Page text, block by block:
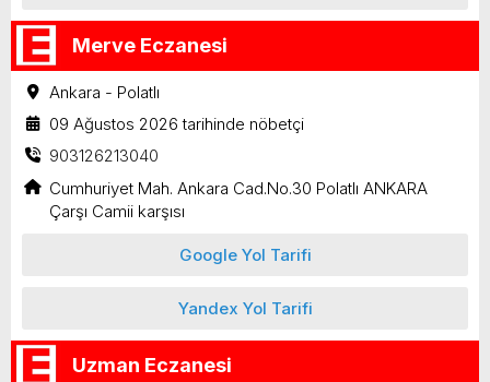
Merve Eczanesi
Ankara - Polatlı
09 Ağustos 2026 tarihinde nöbetçi
903126213040
Cumhuriyet Mah. Ankara Cad.No.30 Polatlı ANKARA
Çarşı Camii karşısı
Google Yol Tarifi
Yandex Yol Tarifi
Uzman Eczanesi